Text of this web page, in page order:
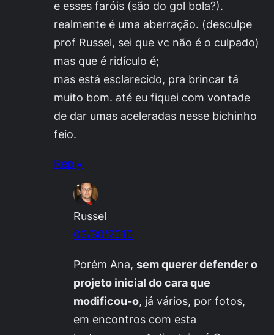
e esses faróis (são do gol bola?).
realmente é uma aberração. (desculpe
prof Russel, sei que vc não é o culpado)
mas que é ridículo é;
mas está esclarecido, pra brincar tá
muito bom. até eu fiquei com vontade
de dar umas aceleradas nesse bichinho
feio.
Reply
Russel
03/30/2010
Porém Ana, sem querer defender o
projeto inicial do cara que
modificou-o, já vários, por fotos,
em encontros com esta